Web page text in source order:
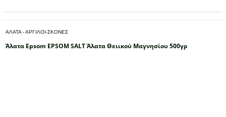
ΑΛΑΤΑ - ΑΡΓΙΛΟΙ-ΣΚΟΝΕΣ
Άλατα Epsom EPSOM SALT Άλατα Θειικού Μαγνησίου 500γρ